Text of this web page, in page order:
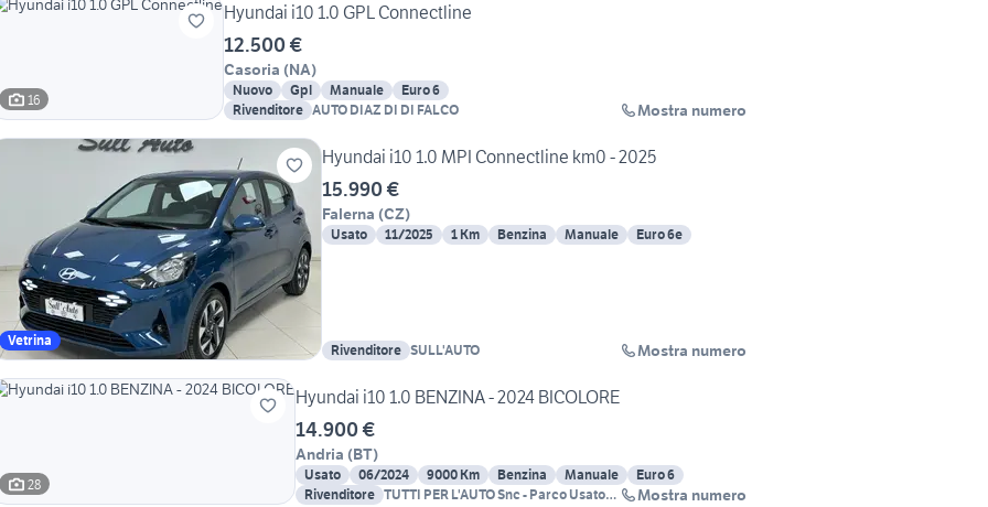
16
Hyundai i10 1.0 GPL Connectline
12.500 €
Casoria (NA)
Nuovo Gpl Manuale
Euro 6
Rivenditore AUTO DIAZ DI DI FALCO Mostra numero
Vetrina
Hyundai i10 1.0 MPI Connectline km0 - 2025
15.990 €
Falerna (CZ)
Usato 11/2025 1 Km Benzina Manuale Euro 6e
Rivenditore SULL'AUTO Mostra numero
28
Hyundai i10 1.0 BENZINA - 2024 BICOLORE
14.900 €
Andria (BT)
Usato 06/2024 9000 Km Benzina Manuale
Euro 6
Rivenditore TUTTI PER L'AUTO Snc - Parco Usato
Mostra numero